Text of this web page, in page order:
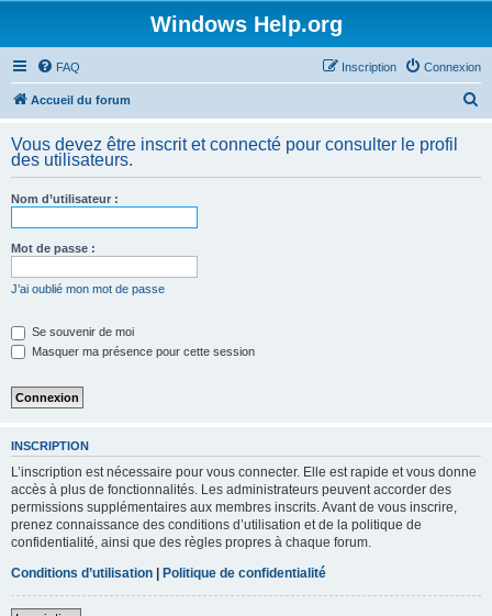
Windows Help.org
FAQ Connexion
Inscription
Accueil du forum
h
Vous devez être inscrit et connecté pour consulter le profil
des utilisateurs.
Nom d’utilisateur :
Mot de passe :
J’ai oublié mon mot de passe
Se souvenir de moi
Masquer ma présence pour cette session
INSCRIPTION
L’inscription est nécessaire pour vous connecter. Elle est rapide et vous donne
accès à plus de fonctionnalités. Les administrateurs peuvent accorder des
permissions supplémentaires aux membres inscrits. Avant de vous inscrire,
prenez connaissance des conditions d’utilisation et de la politique de
confidentialité, ainsi que des règles propres à chaque forum.
Conditions d’utilisation | Politique de confidentialité